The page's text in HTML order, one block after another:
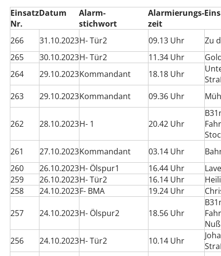
Einsatz
Nr.
Datum
Alarm-
stichwort
Alarmierungs-
zeit
266 31.10.2023H- Tür2 09.13 Uhr
Zu
265
30.10.2023H- Tür2 11.34 Uhr
264
29.10.2023Kommandant 18.18 Uhr
263
29.10.2023Kommandant 09.36 Uhr
262 28.10.2023H- 1 20.42 Uhr
261
27.10.2023Kommandant 03.14 Uhr
260
26.10.2023H- Ölspur1 16.44 Uhr
259
26.10.2023H- Tür2 16.14 Uhr
258
24.10.2023F- BMA 19.24 Uhr
257 24.10.2023H- Ölspur2 18.56 Uhr
256
24.10.2023H- Tür2 10.14 Uhr